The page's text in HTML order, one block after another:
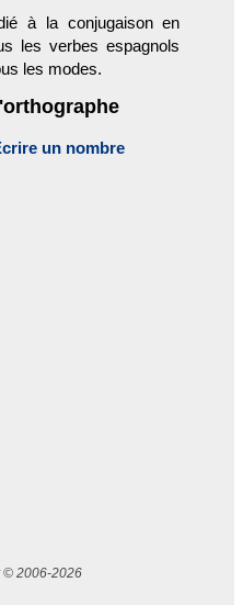
à la conjugaison en
les verbes espagnols
les modes.
un nombre
© 2006-2026